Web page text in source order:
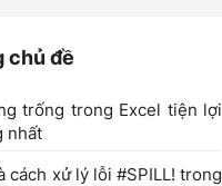
chủ đề
trống trong Excel tiện lợi
nhất
cách xử lý lỗi #SPILL! trong